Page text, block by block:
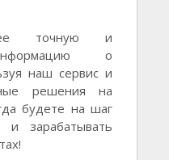
точную и
о
наш сервис и
решения на
будете на шаг
и зарабатывать